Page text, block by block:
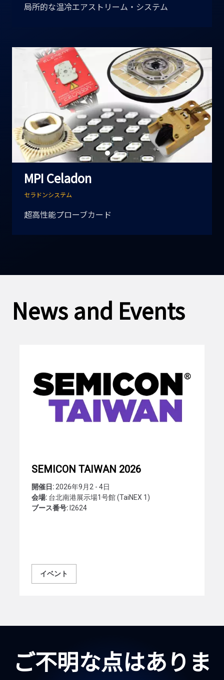
局所的な温冷エアストリーム・システム
MPI Celadon
セラドンシステム
超高性能プローブカード
News and Events
SEMICON TAIWAN 2026
開催日:2026年9月2 - 4日
会場: 台北南港展示場1号館 (TaiNEX 1)
ブース番号: I2624
イベント
ご不明な点はありま